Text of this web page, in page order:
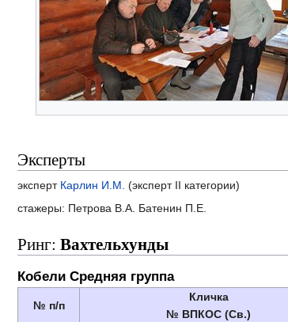
Эксперты
эксперт Карлин И.М. (эксперт II категории)
стажеры: Петрова В.А. Батенин П.Е.
Ринг: Вахтельхунды
Кобели Средняя группа
№ п/п
Кличка
№ ВПКОС (Св.)